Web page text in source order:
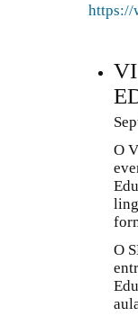
https://
O
O